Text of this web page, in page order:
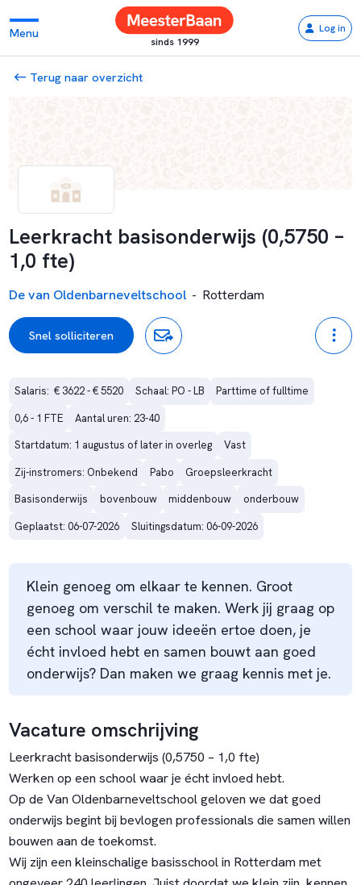
Menu
sinds 1999
Log in
Terug naar overzicht
Leerkracht basisonderwijs (0,5750 –
1,0 fte)
De van Oldenbarneveltschool - Rotterdam
Snel solliciteren
Salaris:  € 3622 - € 5520 Schaal: PO - LB
Parttime of fulltime
0,6 - 1 FTE
Aantal uren: 23-40
Startdatum: 1 augustus of later in overleg
Vast
Zij-instromers: Onbekend
Pabo
Groepsleerkracht
Basisonderwijs
bovenbouw middenbouw
onderbouw
Geplaatst: 06-07-2026
Sluitingsdatum: 06-09-2026
Klein genoeg om elkaar te kennen. Groot
genoeg om verschil te maken. Werk jij graag op
een school waar jouw ideeën ertoe doen, je
écht invloed hebt en samen bouwt aan goed
onderwijs? Dan maken we graag kennis met je.
Vacature omschrijving
Leerkracht basisonderwijs (0,5750 – 1,0 fte)
Werken op een school waar je écht invloed hebt.
Op de Van Oldenbarneveltschool geloven we dat goed
onderwijs begint bij bevlogen professionals die samen willen
bouwen aan de toekomst.
Wij zijn een kleinschalige basisschool in Rotterdam met